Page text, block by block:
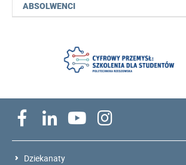
ABSOLWENCI
Dziekanaty